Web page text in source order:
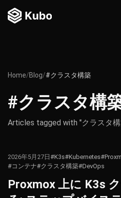
Home/Blog/#クラスタ構築
#クラスタ構
Articles tagged with "クラスタ
2026年5月27日 #K3s#Kubernetes
#コンテナ#クラスタ構築#DevOps
Proxmox 上に K3s